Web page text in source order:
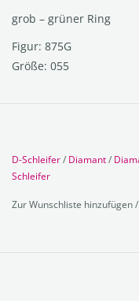
grob – grüner Ring
Figur: 875G
Größe: 055
D-Schleifer/ Diamant/
Schleifer
Zur Wunschliste hinzufügen/